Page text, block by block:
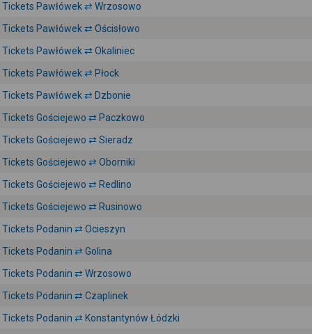
Tickets Pawłówek ⇄ Wrzosowo
Tickets Pawłówek ⇄ Ościsłowo
Tickets Pawłówek ⇄ Okaliniec
Tickets Pawłówek ⇄ Płock
Tickets Pawłówek ⇄ Dzbonie
Tickets Gościejewo ⇄ Paczkowo
Tickets Gościejewo ⇄ Sieradz
Tickets Gościejewo ⇄ Oborniki
Tickets Gościejewo ⇄ Redlino
Tickets Gościejewo ⇄ Rusinowo
Tickets Podanin ⇄ Ocieszyn
Tickets Podanin ⇄ Golina
Tickets Podanin ⇄ Wrzosowo
Tickets Podanin ⇄ Czaplinek
Tickets Podanin ⇄ Konstantynów Łódzki